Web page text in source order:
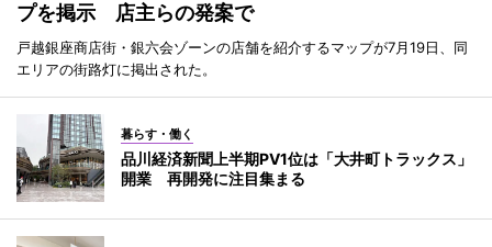
プを掲示 店主らの発案で
戸越銀座商店街・銀六会ゾーンの店舗を紹介するマップが7月19日、同
エリアの街路灯に掲出された。
暮らす・働く
品川経済新聞上半期PV1位は「大井町トラックス」
開業 再開発に注目集まる